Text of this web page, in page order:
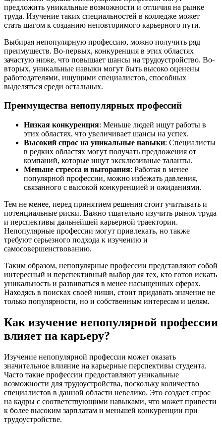
предложить уникальные возможности и отличия на рынке
труда. Изучение таких специальностей в колледже может
стать шагом к созданию неповторимого карьерного пути.
Выбирая непопулярную профессию, можно получить ряд
преимуществ. Во-первых, конкуренция в этих областях
зачастую ниже, что повышает шансы на трудоустройство. Во-
вторых, уникальные навыки могут быть высоко оценены
работодателями, ищущими специалистов, способных
выделяться среди остальных.
Преимущества непопулярных профессий
Низкая конкуренция: Меньше людей ищут работы в
этих областях, что увеличивает шансы на успех.
Высокий спрос на уникальные навыки: Специалисты
в редких областях могут получать предложения от
компаний, которые ищут эксклюзивные таланты.
Меньше стресса и выгорания: Работая в менее
популярной профессии, можно избежать давления,
связанного с высокой конкуренцией и ожиданиями.
Тем не менее, перед принятием решения стоит учитывать и
потенциальные риски. Важно тщательно изучить рынок труда
и перспективы дальнейшей карьерной траектории.
Непопулярные профессии могут привлекать, но также
требуют серьезного подхода к изучению и
самосовершенствованию.
Таким образом, непопулярные профессии представляют собой
интересный и перспективный выбор для тех, кто готов искать
уникальность и развиваться в менее насыщенных сферах.
Находясь в поисках своей ниши, стоит придавать значение не
только популярности, но и собственным интересам и целям.
Как изучение непопулярной профессии
влияет на карьеру?
Изучение непопулярной профессии может оказать
значительное влияние на карьерные перспективы студента.
Часто такие профессии предоставляют уникальные
возможности для трудоустройства, поскольку количество
специалистов в данной области невелико. Это создает спрос
на кадры с соответствующими навыками, что может привести
к более высоким зарплатам и меньшей конкуренции при
трудоустройстве.